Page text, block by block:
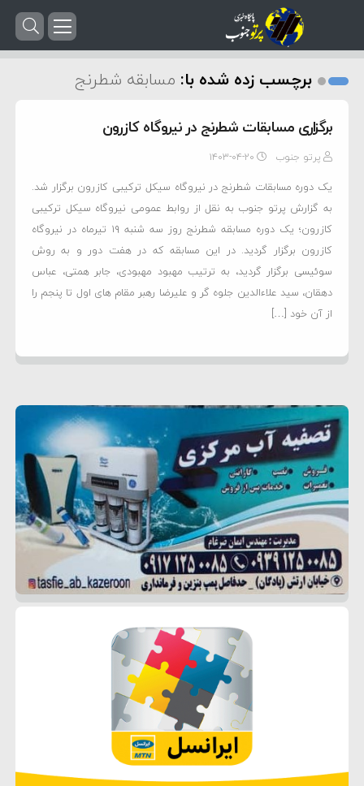
برچسب زده شده با: مسابقه شطرنج
برگزاری مسابقات شطرنج در نیروگاه کازرون
پرتو جنوب ۱۴۰۳-۰۴-۲۰
یک دوره مسابقات شطرنج در نیروگاه سیکل ترکیبی کازرون برگزار شد.
به گزارش پرتو جنوب به نقل از روابط عمومی نیروگاه سیکل ترکیبی
کازرون؛ یک دوره مسابقه شطرنج روز سه شنبه ۱۹ تیرماه در نیروگاه
کازرون برگزار گردید. در این مسابقه که در هفت دور و به روش
سوئیسی برگزار گردید، به ترتیب مهبود مهبودی، جابر همتی، عباس
دهقان، سید علاءالدین جلوه گر و علیرضا رهبر مقام های اول تا پنجم را
از آن خود […]